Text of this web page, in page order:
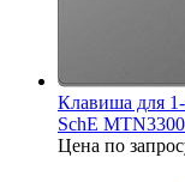
Клавиша для
SchE
Цена по